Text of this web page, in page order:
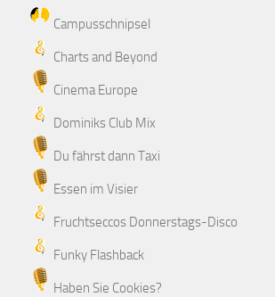
Campusschnipsel
Charts and Beyond
Cinema Europe
Dominiks Club Mix
Du fährst dann Taxi
Essen im Visier
Fruchtseccos Donnerstags-Disco
Funky Flashback
Haben Sie Cookies?